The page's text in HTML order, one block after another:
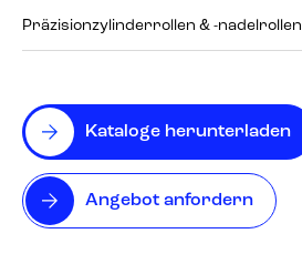
Kataloge herunterladen
Angebot anfordern
Präzisionzylinderrollen & -nadelrollen